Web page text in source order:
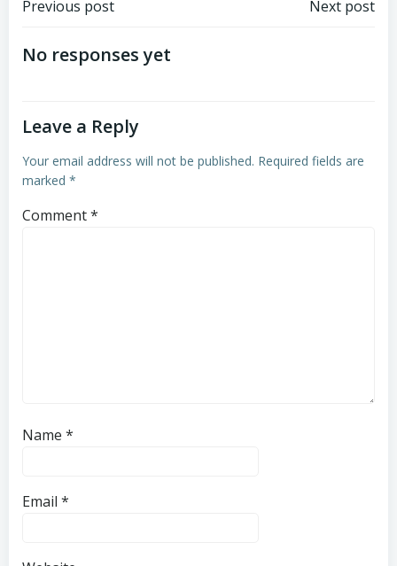
Post
navigation
Previous post Next post
No responses yet
Leave a Reply
Your email address will not be published. Required fields are
marked *
Comment*
Name *
Email *